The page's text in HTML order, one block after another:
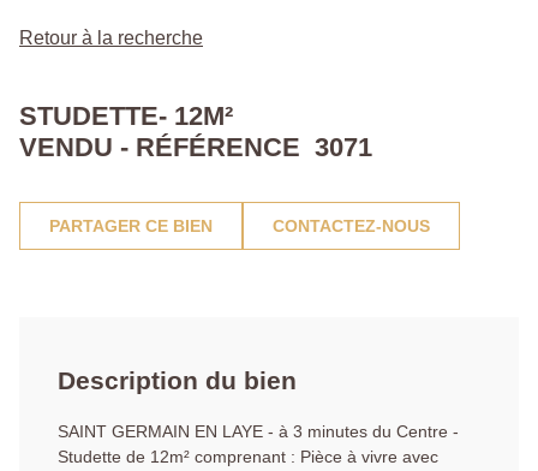
Retour à la recherche
STUDETTE- 12M²
VENDU - RÉFÉRENCE 3071
PARTAGER CE BIEN CONTACTEZ-NOUS
Description du bien
SAINT GERMAIN EN LAYE - à 3 minutes du Centre -
Studette de 12m² comprenant : Pièce à vivre avec